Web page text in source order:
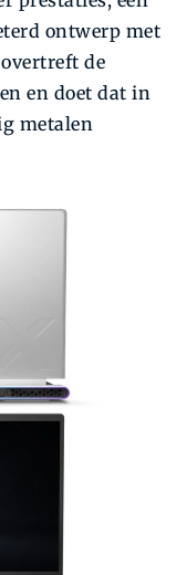
ontwerp met
de
en doet dat in
metalen